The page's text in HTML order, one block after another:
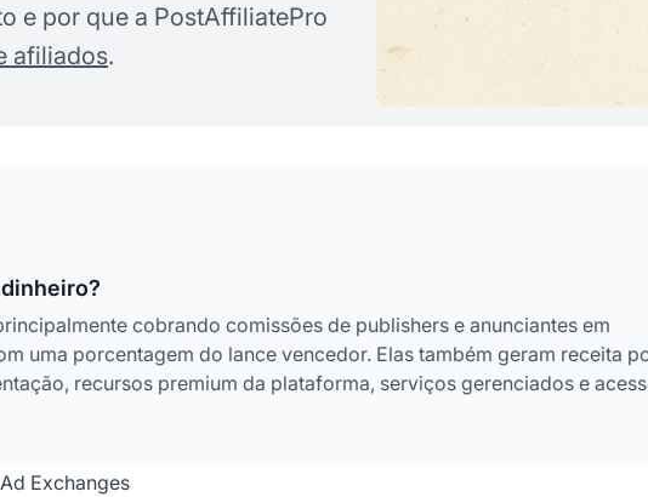
e por que a PostAffiliatePro
afiliados.
cobrando comissões de publishers e anunciantes em
uma porcentagem do lance vencedor. Elas também geram receita
recursos premium da plataforma, serviços gerenciados e
Exchanges